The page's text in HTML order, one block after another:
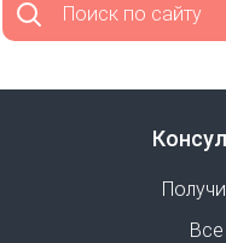
Поиск по сайту